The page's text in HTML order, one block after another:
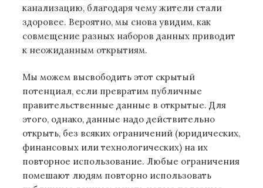
канализацию, благодаря чему жители стали
здоровее. Вероятно, мы снова увидим, как
совмещение разных наборов данных приводит
к неожиданным открытиям.
Мы можем высвободить этот скрытый
потенциал, если превратим публичные
правительственные данные в открытые. Для
этого, однако, данные надо действительно
открыть, без всяких ограничений (юридических,
финансовых или технологических) на их
повторное использование. Любые ограничения
помешают людям повторно использовать